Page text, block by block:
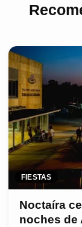
FIESTAS
Noctaíra
noches de